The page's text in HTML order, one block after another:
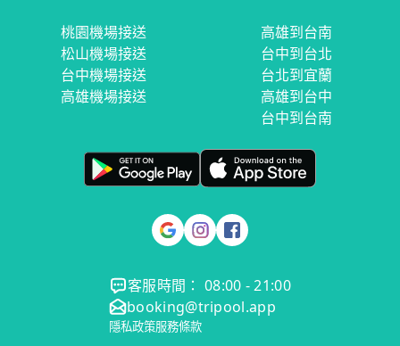
桃園機場接送
松山機場接送
台中機場接送
高雄機場接送
高雄到台南
台中到台北
台北到宜蘭
高雄到台中
台中到台南
客服時間： 08:00 - 21:00
booking@tripool.app
隱私政策服務條款